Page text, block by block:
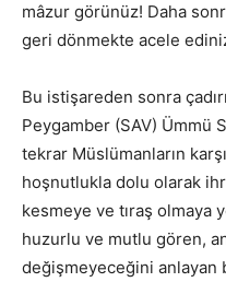
mâzur görünüz! Daha
geri dönmekte acele
Bu istişareden sonra
Peygamber (SAV) Ümmü
tekrar Müslümanların
hoşnutlukla dolu olarak
kesmeye ve tıraş olmaya
huzurlu ve mutlu gören,
değişmeyeceğini anlayan